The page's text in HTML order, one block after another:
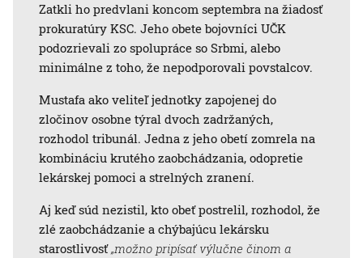
Zatkli ho predvlani koncom septembra na žiadosť
prokuratúry KSC. Jeho obete bojovníci UČK
podozrievali zo spolupráce so Srbmi, alebo
minimálne z toho, že nepodporovali povstalcov.
Mustafa ako veliteľ jednotky zapojenej do
zločinov osobne týral dvoch zadržaných,
rozhodol tribunál. Jedna z jeho obetí zomrela na
kombináciu krutého zaobchádzania, odopretie
lekárskej pomoci a strelných zranení.
Aj keď súd nezistil, kto obeť postrelil, rozhodol, že
zlé zaobchádzanie a chýbajúcu lekársku
starostlivosť„možno pripísať výlučne činom a